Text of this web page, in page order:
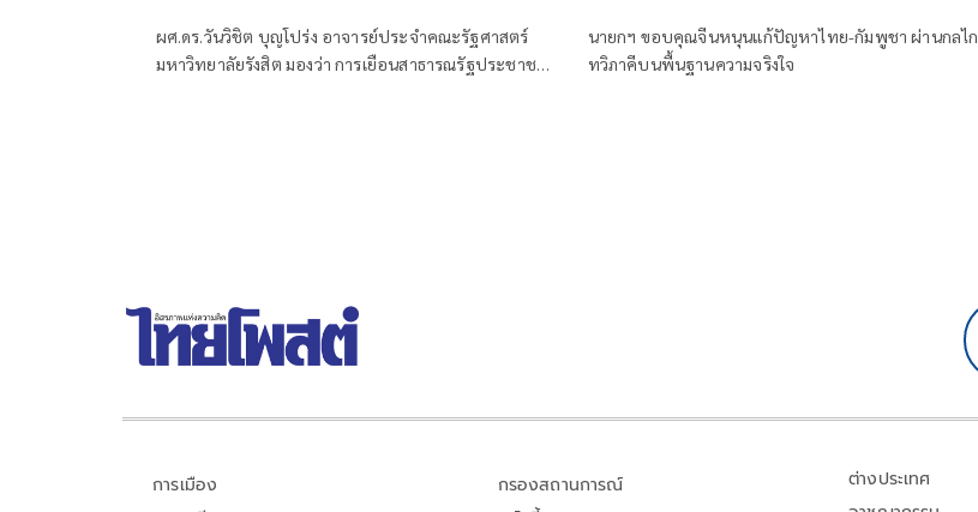
กัมพูชา
ผศ.ดร.วันวิชิต บุญโปร่ง อาจารย์ประจำคณะรัฐศาสตร์
มหาวิทยาลัยรังสิต มองว่า การเยือนสาธารณรัฐประชาชน
นายกฯ ขอบคุณจีนหนุนแก้ปัญหาไทย-กัมพูชา ผ่านกลไก
ทวิภาคีบนพื้นฐานความจริงใจ
การเมือง
กรองสถานการณ์
ต่างประเทศ